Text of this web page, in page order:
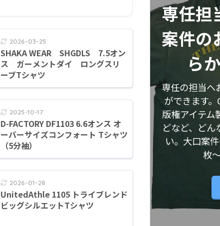
2026-03-25
SHAKA WEAR SHGDLS 7.5オン
ス ガーメントダイ ロングスリ
ーブTシャツ
2025-10-17
D-FACTORY DF1103 6.6オンス オ
ーバーサイズコンフォート Tシャツ
（5分袖）
2026-01-28
UnitedAthle 1105 トライブレンド
ビッグシルエットTシャツ
専任担
案件の
ら
専任の担当へ
ができます。
版権アイテム
どなど、どん
い。大口案
枚